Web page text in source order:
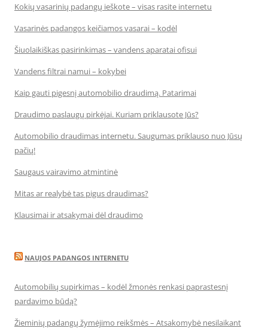
Kokių vasarinių padangų ieškote – visas rasite internetu
Vasarinės padangos keičiamos vasarai – kodėl
Šiuolaikiškas pasirinkimas – vandens aparatai ofisui
Vandens filtrai namui – kokybei
Kaip gauti pigesnį automobilio draudimą. Patarimai
Draudimo paslaugų pirkėjai. Kuriam priklausote Jūs?
Automobilio draudimas internetu. Saugumas priklauso nuo Jūsų
pačių!
Saugaus vairavimo atmintinė
Mitas ar realybė tas pigus draudimas?
Klausimai ir atsakymai dėl draudimo
NAUJOS PADANGOS INTERNETU
Automobilių supirkimas – kodėl žmonės renkasi paprastesnį
pardavimo būdą?
Žieminių padangų žymėjimo reikšmės – Atsakomybė nesilaikant